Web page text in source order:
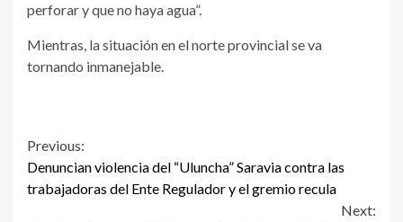
perforar y que no haya agua”.
Mientras, la situación en el norte provincial se va
tornando inmanejable.
Continue
Reading
Previous:
Denuncian violencia del “Uluncha” Saravia contra las
trabajadoras del Ente Regulador y el gremio recula
Next: